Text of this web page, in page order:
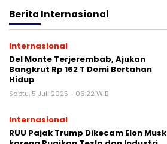
Berita Internasional
Internasional
Del Monte Terjerembab, Ajukan
Bangkrut Rp 162 T Demi Bertahan
Hidup
Sabtu, 5 Juli 2025 - 06:22 WIB
Internasional
RUU Pajak Trump Dikecam Elon Musk